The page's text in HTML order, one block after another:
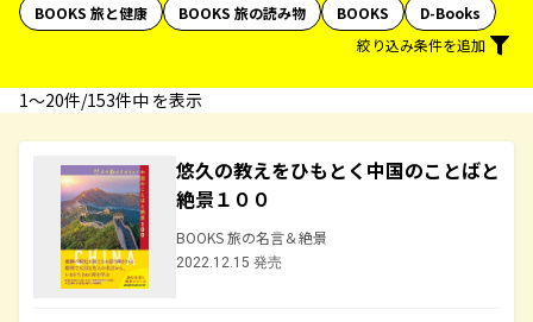
BOOKS 旅と健康
BOOKS 旅の読み物 BOOKS
D-Books
絞り込み条件を追加
1〜20件/153件中 を表示
悠久の教えをひもとく中国のことばと
絶景１００
BOOKS 旅の名言＆絶景
2022.12.15 発売